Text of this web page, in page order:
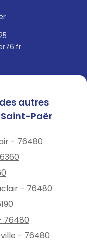
autres
Paër
- 76480
- 76480
76480
- 76480